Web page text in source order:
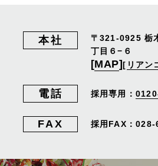
本社 〒321-0925栃
丁目６−６
[MAP][ リアン
電話 採用専用：
FAX 採用FAX：